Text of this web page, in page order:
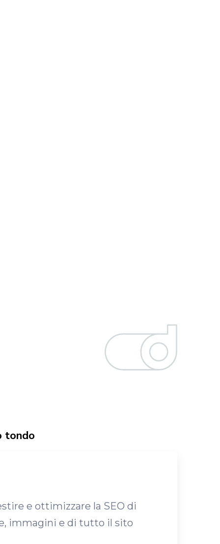
tondo
e ottimizzare la SEO di
immagini e di tutto il sito